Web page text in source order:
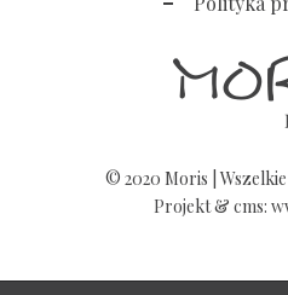
© 2020 Moris |
Projekt & cms: